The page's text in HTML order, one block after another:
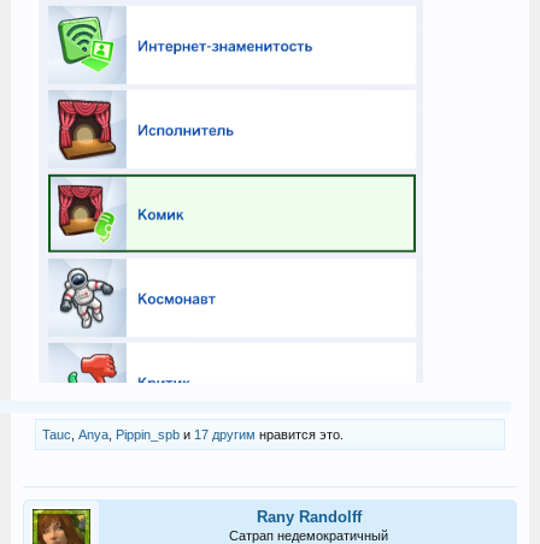
Tauc Anya, Pippin_spbи 17 другим нравится это.
Rany Randolff
Сатрап недемократичный